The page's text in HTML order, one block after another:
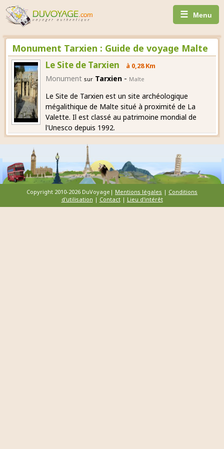
☰ Menu
Monument Tarxien : Guide de voyage Malte
Le Site de Tarxien à 0,28 Km
Monument sur Tarxien- Malte
Le Site de Tarxien est un site archéologique
mégalithique de Malte situé à proximité de La
Valette. Il est classé au patrimoine mondial de
l'Unesco depuis 1992.
Copyright 2010-2026 DuVoyage| Mentions légales | Conditions
d'utilisation | Contact| Lieu d'intérêt